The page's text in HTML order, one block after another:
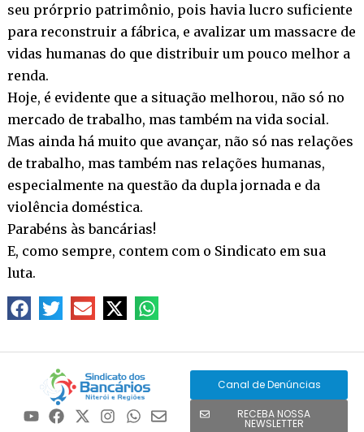
seu prórprio patrimônio, pois havia lucro suficiente
para reconstruir a fábrica, e avalizar um massacre de
vidas humanas do que distribuir um pouco melhor a
renda.
Hoje, é evidente que a situação melhorou, não só no
mercado de trabalho, mas também na vida social.
Mas ainda há muito que avançar, não só nas relações
de trabalho, mas também nas relações humanas,
especialmente na questão da dupla jornada e da
violência doméstica.
Parabéns às bancárias!
E, como sempre, contem com o Sindicato em sua
luta.
Canal de Denúncias
RECEBA NOSSA
NEWSLETTER